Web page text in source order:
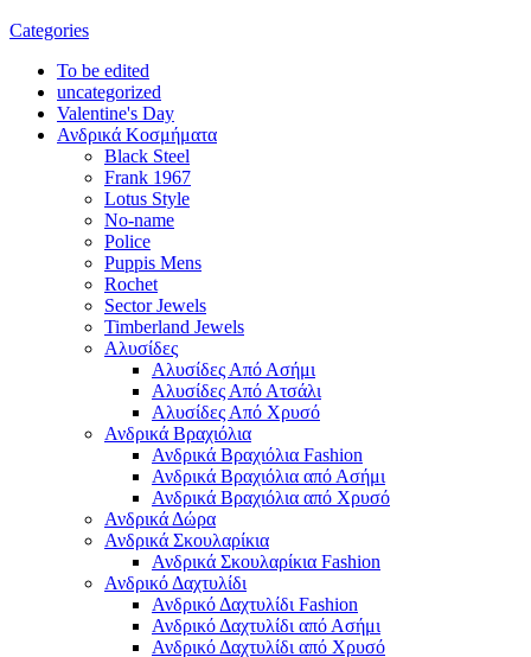
Categories
To be edited
uncategorized
Valentine's Day
Ανδρικά Κοσμήματα
Black Steel
Frank 1967
Lotus Style
No-name
Police
Puppis Mens
Rochet
Sector Jewels
Timberland Jewels
Αλυσίδες
Αλυσίδες Από Ασήμι
Αλυσίδες Από Ατσάλι
Αλυσίδες Από Χρυσό
Ανδρικά Βραχιόλια
Ανδρικά Βραχιόλια Fashion
Ανδρικά Βραχιόλια από Ασήμι
Ανδρικά Βραχιόλια από Χρυσό
Ανδρικά Δώρα
Ανδρικά Σκουλαρίκια
Ανδρικά Σκουλαρίκια Fashion
Ανδρικό Δαχτυλίδι
Ανδρικό Δαχτυλίδι Fashion
Ανδρικό Δαχτυλίδι από Ασήμι
Ανδρικό Δαχτυλίδι από Χρυσό